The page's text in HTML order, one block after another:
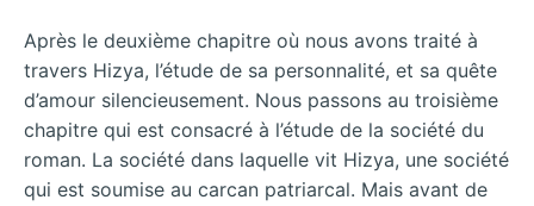
Après le deuxième chapitre où nous avons traité à
travers Hizya, l’étude de sa personnalité, et sa quête
d’amour silencieusement. Nous passons au troisième
chapitre qui est consacré à l’étude de la société du
roman. La société dans laquelle vit Hizya, une société
qui est soumise au carcan patriarcal. Mais avant de